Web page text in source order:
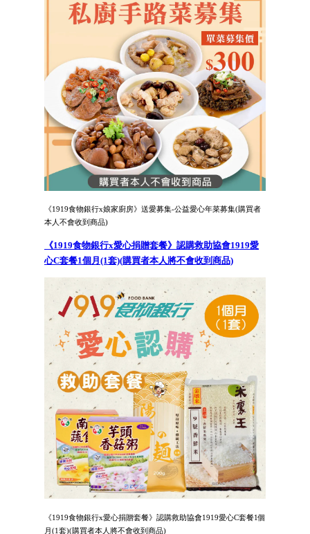
《1919食物銀行x娘家廚房》送愛募集-公益愛心年菜募集(購買者
本人不會收到商品)
《1919食物銀行x愛心捐贈套餐》認購救助協會1919愛
心C套餐1個月(1套)(購買者本人將不會收到商品)
《1919食物銀行x愛心捐贈套餐》認購救助協會1919愛心C套餐1個
月(1套)(購買者本人將不會收到商品)